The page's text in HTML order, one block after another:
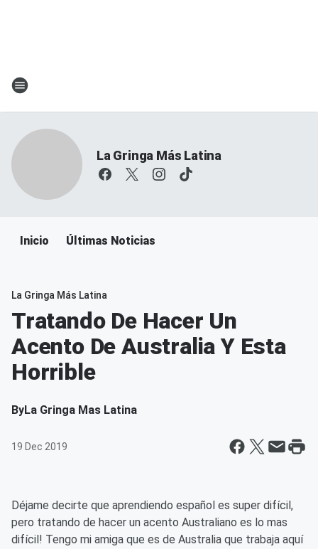
La Gringa Más Latina
Inicio Últimas Noticias
La Gringa Más Latina
Tratando De Hacer Un
Acento De Australia Y Esta
Horrible
ByLa Gringa Mas Latina
19 Dec 2019
Déjame decirte que aprendiendo español es super difícil,
pero tratando de hacer un acento Australiano es lo mas
difícil! Tengo mi amiga que es de Australia que trabaja aquí